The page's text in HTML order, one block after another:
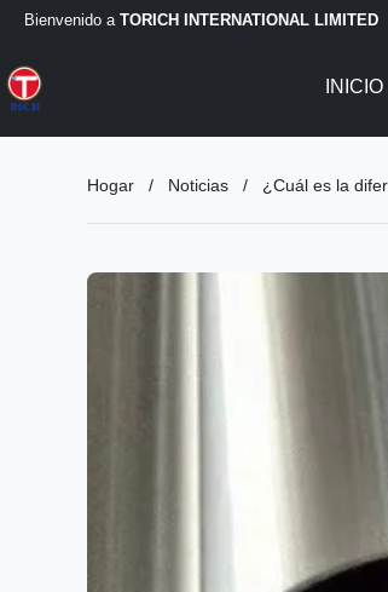
Bienvenido a TORICH INTERNATIONAL LIMITED
INICIO
Hogar / Noticias / ¿Cuál es la